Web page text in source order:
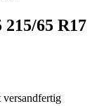
65 R17